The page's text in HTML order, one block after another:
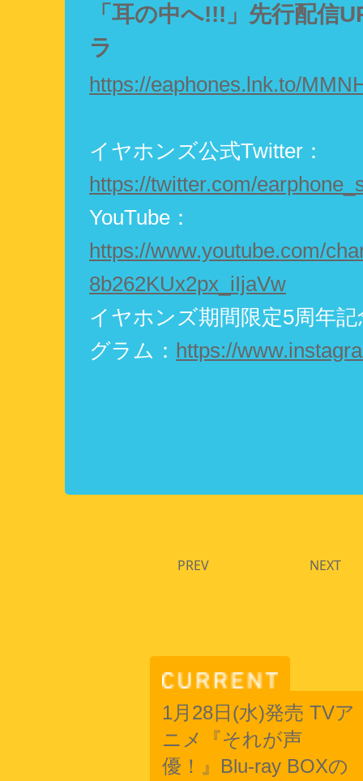
「耳の中へ!!!」先行配信
ラ
https://eaphones.lnk.to/
イヤホンズ公式Twitter：
https://twitter.com/
YouTube：
https://www.youtube.com/
8b262KUx2px_iIjaVw
イヤホンズ期間限定5周年
グラム： https://
PREV NEXT
1月28日(水)発売 TVア
ニメ『それが声
優！』Blu-ray BOXの